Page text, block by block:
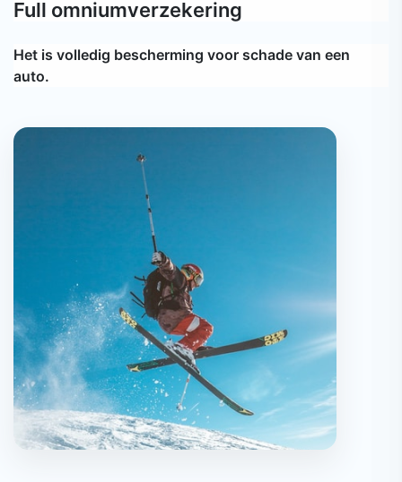
Full omniumverzekering
Het is volledig bescherming voor schade van een
auto.